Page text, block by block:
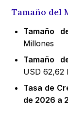
Tamaño del
Tamaño
Millones
Tamaño
USD 62,62
Tasa de
de 2026 a